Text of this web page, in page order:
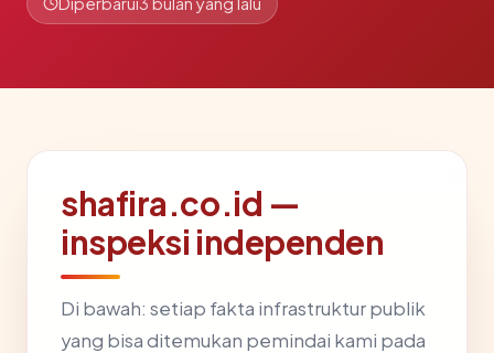
shafira.co.id —
inspeksi independen
Di bawah: setiap fakta infrastruktur publik
yang bisa ditemukan pemindai kami pada